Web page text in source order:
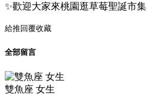
✨歡迎大家來桃園逛草莓聖誕市集
給推回覆收藏
全部留言
雙魚座 女生